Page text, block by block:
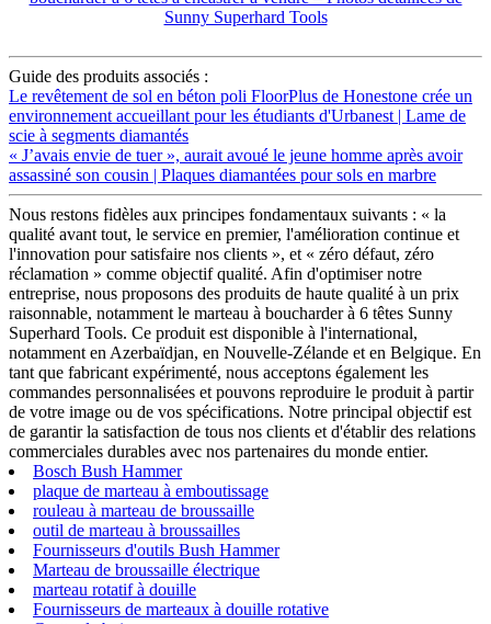
Guide des produits associés :
Le revêtement de sol en béton poli FloorPlus de Honestone crée un
environnement accueillant pour les étudiants d'Urbanest | Lame de
scie à segments diamantés
« J’avais envie de tuer », aurait avoué le jeune homme après avoir
assassiné son cousin | Plaques diamantées pour sols en marbre
Nous restons fidèles aux principes fondamentaux suivants : « la
qualité avant tout, le service en premier, l'amélioration continue et
l'innovation pour satisfaire nos clients », et « zéro défaut, zéro
réclamation » comme objectif qualité. Afin d'optimiser notre
entreprise, nous proposons des produits de haute qualité à un prix
raisonnable, notamment le marteau à boucharder à 6 têtes Sunny
Superhard Tools. Ce produit est disponible à l'international,
notamment en Azerbaïdjan, en Nouvelle-Zélande et en Belgique. En
tant que fabricant expérimenté, nous acceptons également les
commandes personnalisées et pouvons reproduire le produit à partir
de votre image ou de vos spécifications. Notre principal objectif est
de garantir la satisfaction de tous nos clients et d'établir des relations
commerciales durables avec nos partenaires du monde entier.
Bosch Bush Hammer
plaque de marteau à emboutissage
rouleau à marteau de broussaille
outil de marteau à broussailles
Fournisseurs d'outils Bush Hammer
Marteau de broussaille électrique
marteau rotatif à douille
Fournisseurs de marteaux à douille rotative